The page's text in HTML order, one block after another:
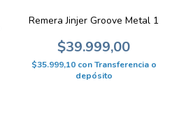
Remera Jinjer Groove Metal 1
$39.999,00
$35.999,10 con Transferencia o
depósito